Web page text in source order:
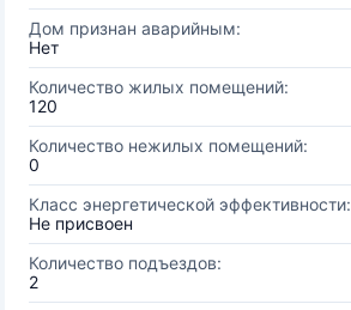
Дом признан аварийным:
Нет
Количество жилых помещений:
120
Количество нежилых помещений:
0
Класс энергетической эффективности:
Не присвоен
Количество подъездов:
2